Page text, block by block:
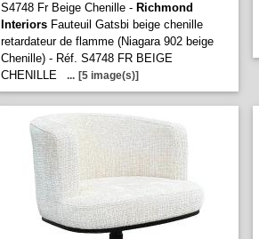
S4748 Fr Beige Chenille - Richmond
Interiors Fauteuil Gatsbi beige chenille
retardateur de flamme (Niagara 902 beige
Chenille) - Réf. S4748 FR BEIGE
CHENILLE
... [5 image(s)]